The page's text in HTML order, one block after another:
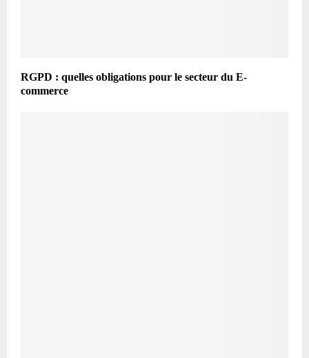
RGPD : quelles obligations pour le secteur du E-
commerce